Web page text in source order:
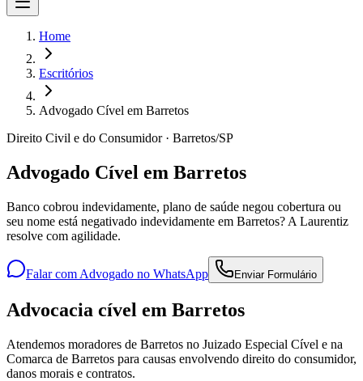
Home
Escritórios
Advogado Cível em Barretos
Direito Civil e do Consumidor · Barretos/SP
Advogado Cível em Barretos
Banco cobrou indevidamente, plano de saúde negou cobertura ou
seu nome está negativado indevidamente em Barretos? A Laurentiz
resolve com agilidade.
Falar com Advogado no WhatsApp Enviar Formulário
Advocacia cível em Barretos
Atendemos moradores de Barretos no Juizado Especial Cível e na
Comarca de Barretos para causas envolvendo direito do consumidor,
danos morais e contratos.